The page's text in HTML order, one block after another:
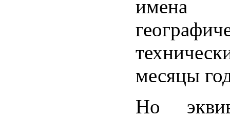
имена
месяцы
Но